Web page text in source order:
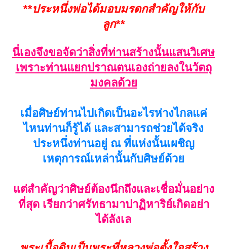
**ประหนึ่งพ่อได้มอบมรดกสำคัญให้กับ
ลูก**
นี่เองจึงขอจัดว่าสิ่งที่ท่านสร้างนั้นแสนวิเศษ
เพราะท่านแยกปราณตนเองถ่ายลงในวัตถุ
มงคลด้วย
เมื่อศิษย์ท่านไปเกิดเป็นอะไรห่างไกลแค่
ไหนท่านก็รู้ได้ และสามารถช่วยได้จริง
ประหนึ่งท่านอยู่ ณ ที่แห่งนั้นเผชิญ
เหตุการณ์เหล่านั้นกับศิษย์ด้วย
แต่สำคัญว่าศิษย์ต้องนึกถึงและเชื่อมั่นอย่าง
ที่สุด เรียกว่าศรัทธามาปาฏิหาริย์เกิดอย่า
ได้ลังเล